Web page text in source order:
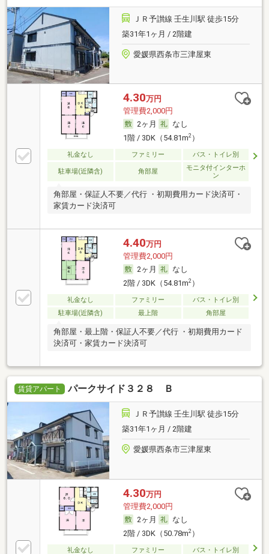
ＪＲ予讃線 壬生川駅 徒歩15分
築31年1ヶ月 / 2階建
愛媛県西条市三津屋東
4.30万円
管理費2,000円
2ヶ月
なし
1階 / 3DK（54.81m2）
礼金なし ファミリー バス・トイレ別
駐車場(近隣含) 角部屋
モニタ付インターホ
ン
角部屋・保証人不要／代行 ・初期費用カード決済可・
家賃カード決済可
4.40万円
管理費2,000円
2ヶ月
なし
2階 / 3DK（54.81m2）
礼金なし ファミリー
バス・トイレ別
駐車場(近隣含)
最上階 角部屋
角部屋・最上階・保証人不要／代行 ・初期費用カード
決済可・家賃カード決済可
賃貸アパート パークサイド３２８ Ｂ
ＪＲ予讃線 壬生川駅 徒歩15分
築31年1ヶ月 / 2階建
愛媛県西条市三津屋東
4.30万円
管理費2,000円
2ヶ月
なし
2階 / 3DK（50.78m2）
礼金なし ファミリー バス・トイレ別